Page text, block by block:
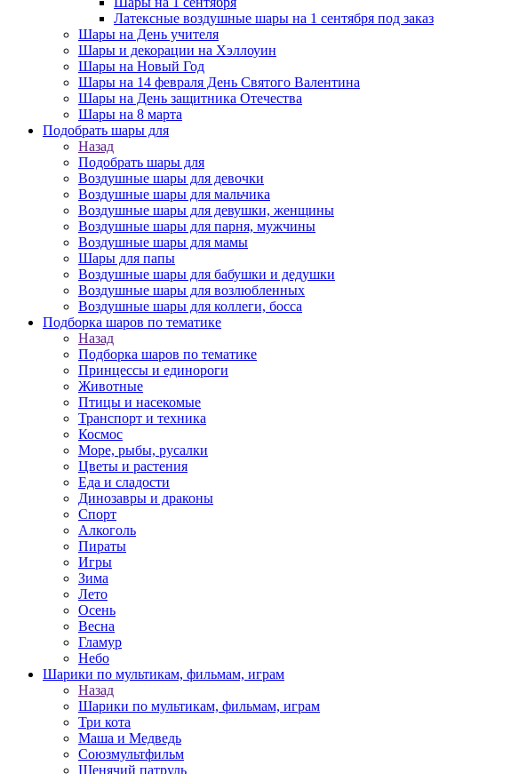
Латексные воздушные шары на 1 сентября под заказ
Шары на День учителя
Шары и декорации на Хэллоуин
Шары на Новый Год
Шары на 14 февраля День Святого Валентина
Шары на День защитника Отечества
Шары на 8 марта
Подобрать шары для
Назад
Подобрать шары для
Воздушные шары для девочки
Воздушные шары для мальчика
Воздушные шары для девушки, женщины
Воздушные шары для парня, мужчины
Воздушные шары для мамы
Шары для папы
Воздушные шары для бабушки и дедушки
Воздушные шары для возлюбленных
Воздушные шары для коллеги, босса
Подборка шаров по тематике
Назад
Подборка шаров по тематике
Принцессы и единороги
Животные
Птицы и насекомые
Транспорт и техника
Космос
Море, рыбы, русалки
Цветы и растения
Еда и сладости
Динозавры и драконы
Спорт
Алкоголь
Пираты
Игры
Зима
Лето
Осень
Весна
Гламур
Небо
Шарики по мультикам, фильмам, играм
Назад
Шарики по мультикам, фильмам, играм
Три кота
Маша и Медведь
Союзмультфильм
Щенячий патруль